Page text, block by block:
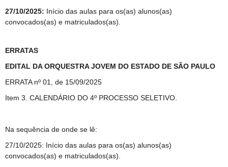
27/10/2025: Início das aulas para os(as) alunos(as)
convocados(as) e matriculados(as).
ERRATAS
EDITAL DA ORQUESTRA JOVEM DO ESTADO DE SÃO PAULO
ERRATA nº 01, de 15/09/2025
Item 3. CALENDÁRIO DO 4º PROCESSO SELETIVO.
Na sequência de onde se lê:
27/10/2025: Início das aulas para os(as) alunos(as)
convocados(as) e matriculados(as).